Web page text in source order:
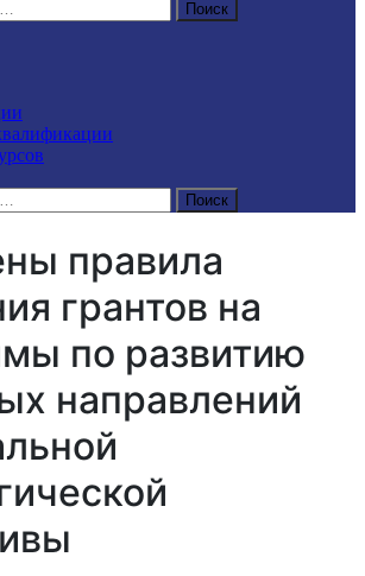
правила
грантов на
по развитию
направлений